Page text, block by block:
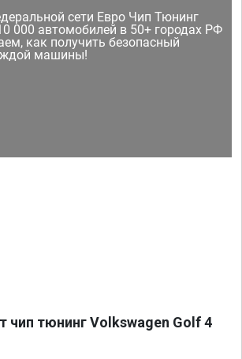
сети Евро Чип Тюнинг
000 автомобилей в 50+ городах РФ
как получить безопасный
машины!
чип тюнинг Volkswagen Golf 4